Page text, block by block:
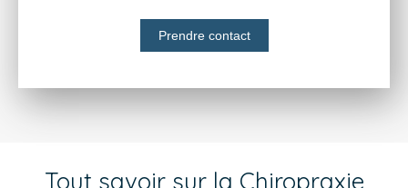
Prendre contact
Tout savoir sur la Chiropraxie